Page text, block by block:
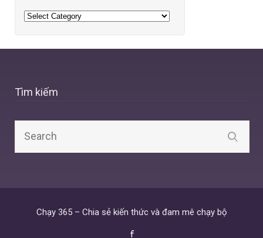
Tìm kiếm
Chạy 365 – Chia sẻ kiến thức và đam mê chạy bộ